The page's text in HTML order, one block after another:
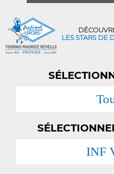
LES STARS DE
INF